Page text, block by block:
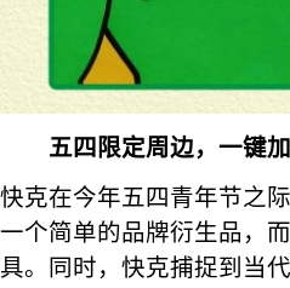
五四限定周边，一键
快克在今年五四青年节之
一个简单的品牌衍生品，
具。同时，快克捕捉到当